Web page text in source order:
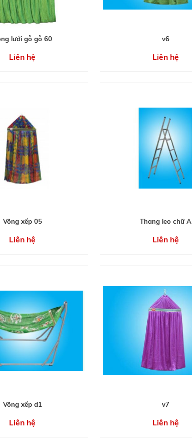
lưới gỗ gỗ 60
Liên hệ
v6
Liên hệ
Võng xếp 05
Liên hệ
Thang leo chữ A
Liên hệ
Võng xếp d1
Liên hệ
v7
Liên hệ